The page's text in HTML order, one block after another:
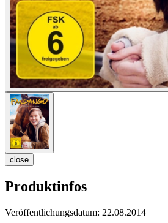
close
Produktinfos
Veröffentlichungsdatum: 22.08.2014